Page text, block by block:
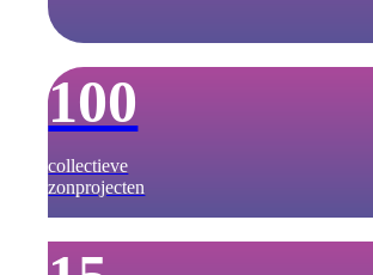
100
collectieve
zonprojecten